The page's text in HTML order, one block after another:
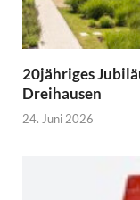
20jähriges
Dreihausen
24. Juni 2026